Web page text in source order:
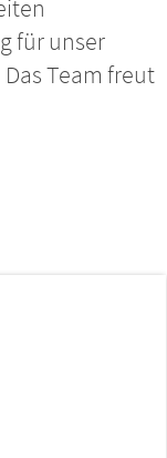
für unser
Team freut